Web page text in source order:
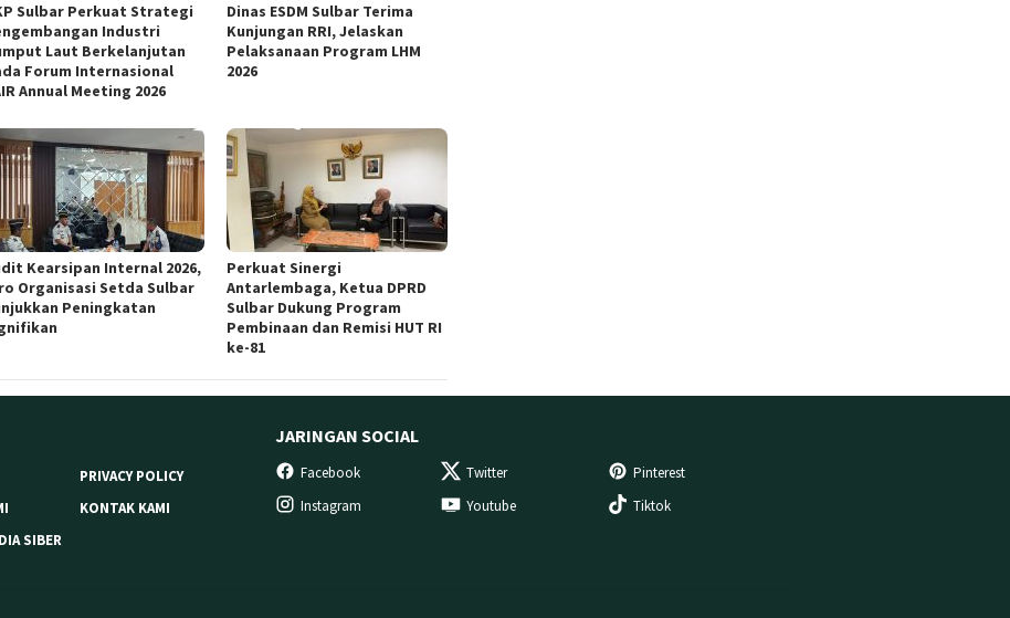
Sulbar Perkuat Strategi
Industri
Laut Berkelanjutan
Forum Internasional
Annual Meeting 2026
Dinas ESDM Sulbar Terima
Kunjungan RRI, Jelaskan
Pelaksanaan Program LHM
2026
Kearsipan Internal 2026,
Organisasi Setda Sulbar
Peningkatan
Perkuat Sinergi
Antarlembaga, Ketua DPRD
Sulbar Dukung Program
Pembinaan dan Remisi HUT RI
ke-81
PRIVACY POLICY
KONTAK KAMI
SIBER
JARINGAN SOCIAL
Facebook Twitter
Pinterest
Instagram
Youtube Tiktok